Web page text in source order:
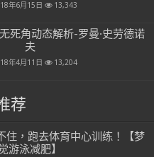
年6月15日 13,343
死角动态解析-罗曼·史劳德诺
夫
年4月11日 13,204
荐
住，跑去体育中心训练！【梦
游泳减肥】